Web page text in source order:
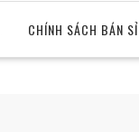
CHÍNH SÁCH BÁN SỈ